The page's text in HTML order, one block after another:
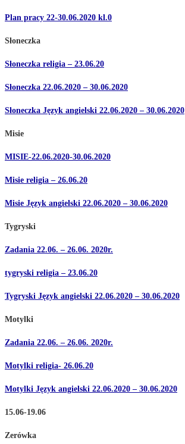
Plan pracy 22-30.06.2020 kl.0
Słoneczka
Słoneczka religia – 23.06.20
Słoneczka 22.06.2020 – 30.06.2020
Słoneczka Język angielski 22.06.2020 – 30.06.2020
Misie
MISIE-22.06.2020-30.06.2020
Misie religia – 26.06.20
Misie Język angielski 22.06.2020 – 30.06.2020
Tygryski
Zadania 22.06. – 26.06. 2020r.
tygryski religia – 23.06.20
Tygryski Język angielski 22.06.2020 – 30.06.2020
Motylki
Zadania 22.06. – 26.06. 2020r.
Motylki religia- 26.06.20
Motylki Język angielski 22.06.2020 – 30.06.2020
15.06-19.06
Zerówka